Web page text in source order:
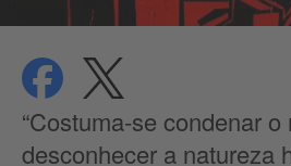
compartilharcompartilhar
“Costuma-se condenar
desconhecer a natureza